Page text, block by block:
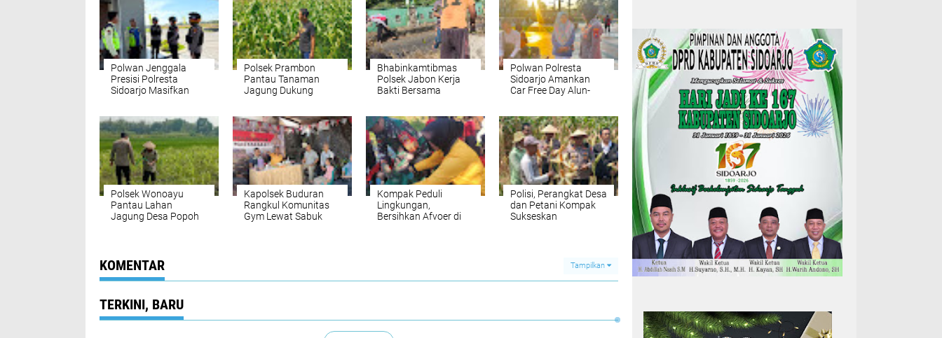
Polwan Jenggala
Presisi Polresta
Sidoarjo Masifkan
Polsek Prambon
Pantau Tanaman
Jagung Dukung
Bhabinkamtibmas
Polsek Jabon Kerja
Bakti Bersama
dan Kondusif
Polwan Polresta
Sidoarjo Amankan
Car Free Day Alun-
Polsek Wonoayu
Pantau Lahan
Jagung Desa Popoh
Kapolsek Buduran
Rangkul Komunitas
Gym Lewat Sabuk
Kompak Peduli
Lingkungan,
Bersihkan Afvoer di
Polisi, Perangkat Desa
dan Petani Kompak
Sukseskan
KOMENTAR Tampilkan
TERKINI, BARU